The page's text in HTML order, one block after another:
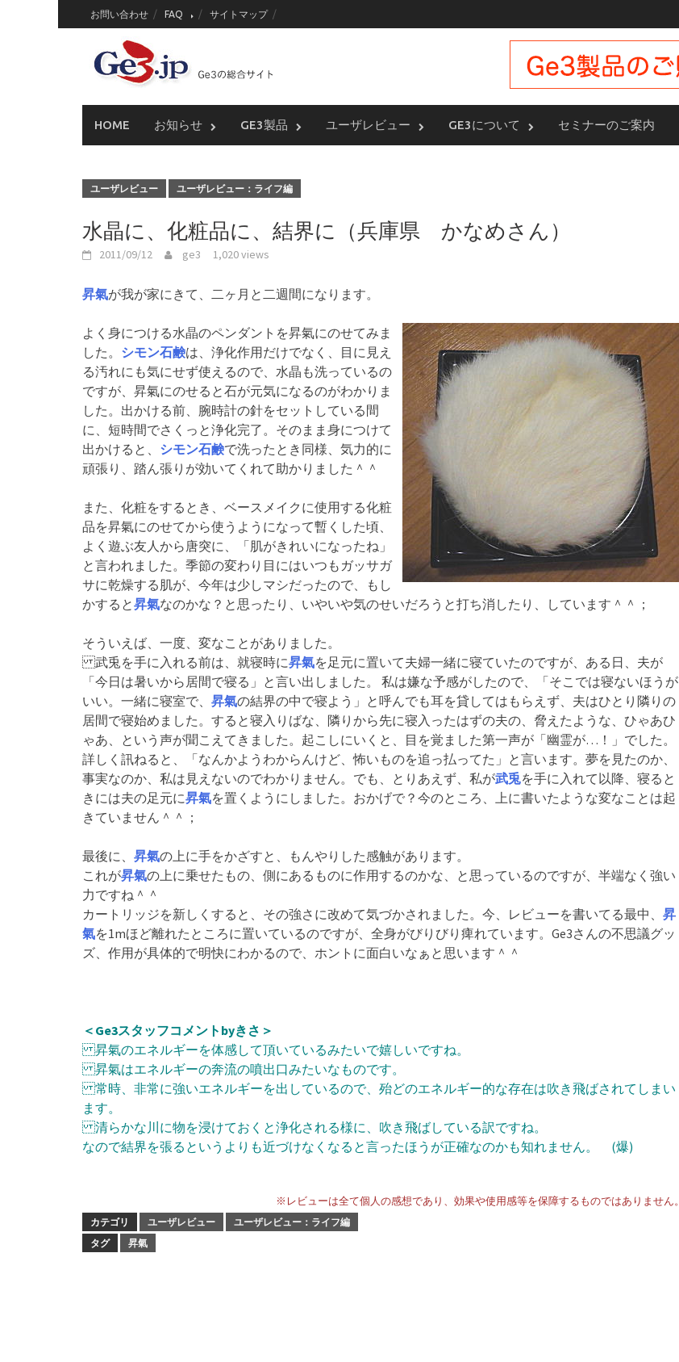
to
お問い合わせ FAQ サイトマップ
HOME お知らせ GE3製品 ユーザレビュー GE3について セミナーのご案内
ユーザレビュー ユーザレビュー：ライフ編
水晶に、化粧品に、結界に（兵庫県 かなめさん）
2011/09/12 ge3 1,020 views
昇氣が我が家にきて、二ヶ月と二週間になります。
よく身につける水晶のペンダントを昇氣にのせてみま
した。 シモン石鹸は、浄化作用だけでなく、目に見え
る汚れにも気にせず使えるので、水晶も洗っているの
ですが、昇氣にのせると石が元気になるのがわかりま
した。出かける前、腕時計の針をセットしている間
に、短時間でさくっと浄化完了。そのまま身につけて
出かけると、 シモン石鹸で洗ったとき同様、気力的に
頑張り、踏ん張りが効いてくれて助かりました＾＾
また、化粧をするとき、ベースメイクに使用する化粧
品を昇氣にのせてから使うようになって暫くした頃、
よく遊ぶ友人から唐突に、「肌がきれいになったね」
と言われました。季節の変わり目にはいつもガッサガ
サに乾燥する肌が、今年は少しマシだったので、もし
かすると昇氣なのかな？と思ったり、いやいや気のせいだろうと打ち消したり、しています＾＾；
そういえば、一度、変なことがありました。
武兎を手に入れる前は、就寝時に昇氣を足元に置いて夫婦一緒に寝ていたのですが、ある日、夫が
「今日は暑いから居間で寝る」と言い出しました。 私は嫌な予感がしたので、「そこでは寝ないほうが
いい。一緒に寝室で、 昇氣の結界の中で寝よう」と呼んでも耳を貸してはもらえず、夫はひとり隣りの
居間で寝始めました。すると寝入りばな、隣りから先に寝入ったはずの夫の、脅えたような、ひゃあひ
ゃあ、という声が聞こえてきました。起こしにいくと、目を覚ました第一声が「幽霊が…！」でした。
詳しく訊ねると、「なんかようわからんけど、怖いものを追っ払ってた」と言います。夢を見たのか、
事実なのか、私は見えないのでわかりません。でも、とりあえず、私が武兎を手に入れて以降、寝ると
きには夫の足元に昇氣を置くようにしました。おかげで？今のところ、上に書いたような変なことは起
きていません＾＾；
最後に、 昇氣の上に手をかざすと、もんやりした感触があります。
これが昇氣の上に乗せたもの、側にあるものに作用するのかな、と思っているのですが、半端なく強い
力ですね＾＾
カートリッジを新しくすると、その強さに改めて気づかされました。今、レビューを書いてる最中、 昇
氣を1mほど離れたところに置いているのですが、全身がびりびり痺れています。Ge3さんの不思議グッ
ズ、作用が具体的で明快にわかるので、ホントに面白いなぁと思います＾＾
＜Ge3スタッフコメントbyきさ＞
昇氣のエネルギーを体感して頂いているみたいで嬉しいですね。
昇氣はエネルギーの奔流の噴出口みたいなものです。
常時、非常に強いエネルギーを出しているので、殆どのエネルギー的な存在は吹き飛ばされてしまい
ます。
清らかな川に物を浸けておくと浄化される様に、吹き飛ばしている訳ですね。
なので結界を張るというよりも近づけなくなると言ったほうが正確なのかも知れません。 (爆)
※レビューは全て個人の感想であり、効果や使用感等を保障するものではありません。
カテゴリ ユーザレビュー
ユーザレビュー：ライフ編
タグ
昇氣